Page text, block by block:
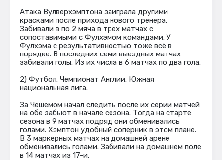
Атака Вулверхэмптона заиграла другими
красками после прихода нового тренера.
Забивали в по 2 мяча в трех матчах с
сопоставимыми с Фулхэмом командами. У
Фулхэма с результативностью тоже всё в
порядке. В последних семи выездных матчах
забивали голы. Из их числа в 6 матчах по два гола.
2) Футбол. Чемпионат Англии. Южная
национальная лига.
За Чешемом начал следить после их серии матчей
на обе забьют в начале сезона. Тогда на старте
сезона в 9 матчах подряд они обменивались
голами. Хэмптон удобный соперник в этом плане.
В 3 маркерных матчах на домашней арене
обменивались голами. Забивали на домашнем поле
в 14 матчах из 17-и.